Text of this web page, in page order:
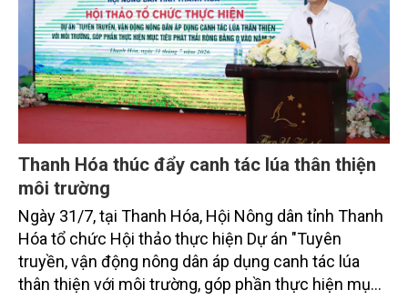
Thanh Hóa thúc đẩy canh tác lúa thân thiện
môi trường
Ngày 31/7, tại Thanh Hóa, Hội Nông dân tỉnh Thanh
Hóa tổ chức Hội thảo thực hiện Dự án "Tuyên
truyền, vận động nông dân áp dụng canh tác lúa
thân thiện với môi trường, góp phần thực hiện mục